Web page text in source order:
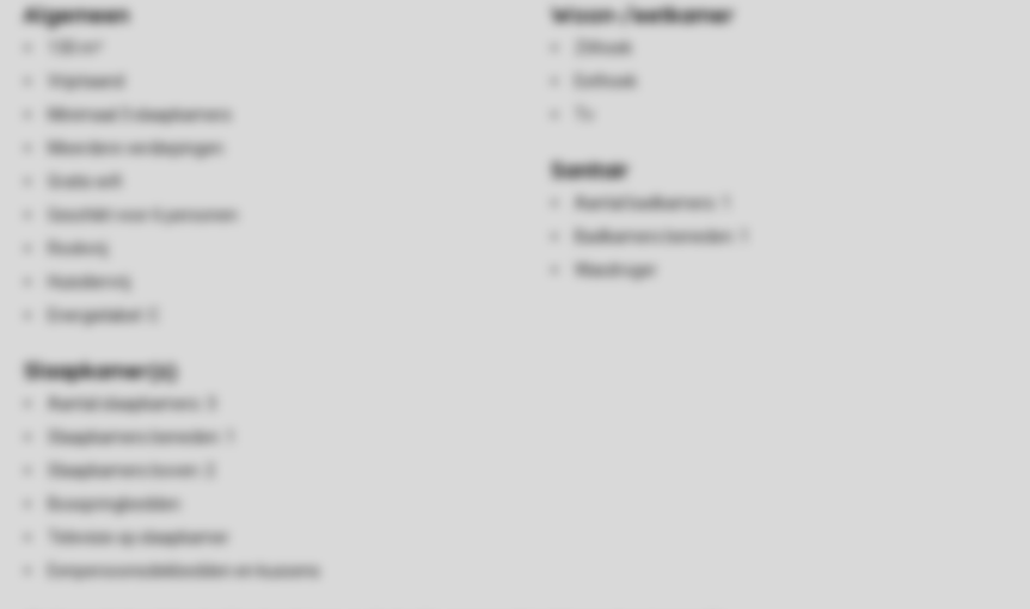
Algemeen
Vrijstaand
Minimaal 3 slaapkamers
Meerdere verdiepingen
Gratis wifi
Geschikt voor 6 personen
Rookvrij
Huisdiervrij
Energielabel: C
Slaapkamer(s)
Aantal slaapkamers: 3
Slaapkamers beneden: 1
Slaapkamers boven: 2
Boxspringbedden
Televisie op slaapkamer
Eenpersoonsdekbedden en kussens
Woon-/eetkamer
Zithoek
Eethoek
Sanitair
Aantal badkamers: 1
Badkamers beneden: 1
Wasdroger